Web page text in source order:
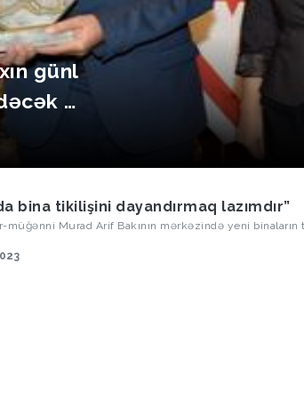
günl
–
bina tikilişini dayandırmaq lazımdır”
müğənni Murad Arif Bakının mərkəzində yeni binaların